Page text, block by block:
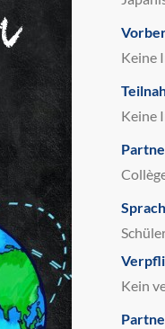
Keine
Keine
Kein